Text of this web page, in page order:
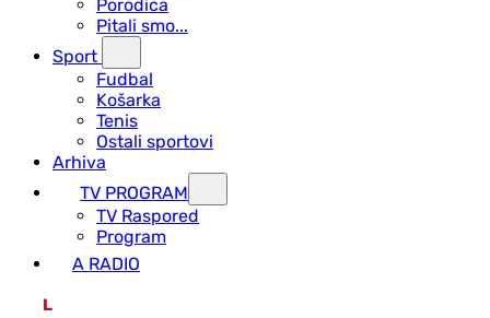
Porodica
Pitali smo...
Sport
Fudbal
Košarka
Tenis
Ostali sportovi
Arhiva
TV PROGRAM
ТV Raspored
Program
A RADIO
L